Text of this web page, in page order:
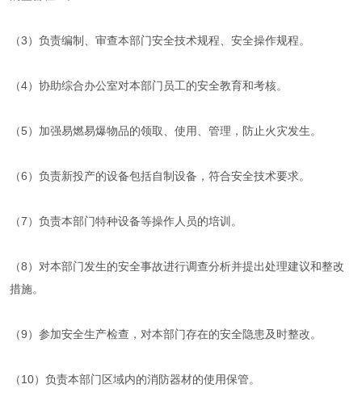
（3）负责编制、审查本部门安全技术规程、安全操作规程。
（4）协助综合办公室对本部门员工的安全教育和考核。
（5）加强易燃易爆物品的领取、使用、管理，防止火灾发生。
（6）负责新投产的设备包括自制设备，符合安全技术要求。
（7）负责本部门特种设备等操作人员的培训。
（8）对本部门发生的安全事故进行调查分析并提出处理建议和整改
措施。
（9）参加安全生产检查，对本部门存在的安全隐患及时整改。
（10）负责本部门区域内的消防器材的使用保管。